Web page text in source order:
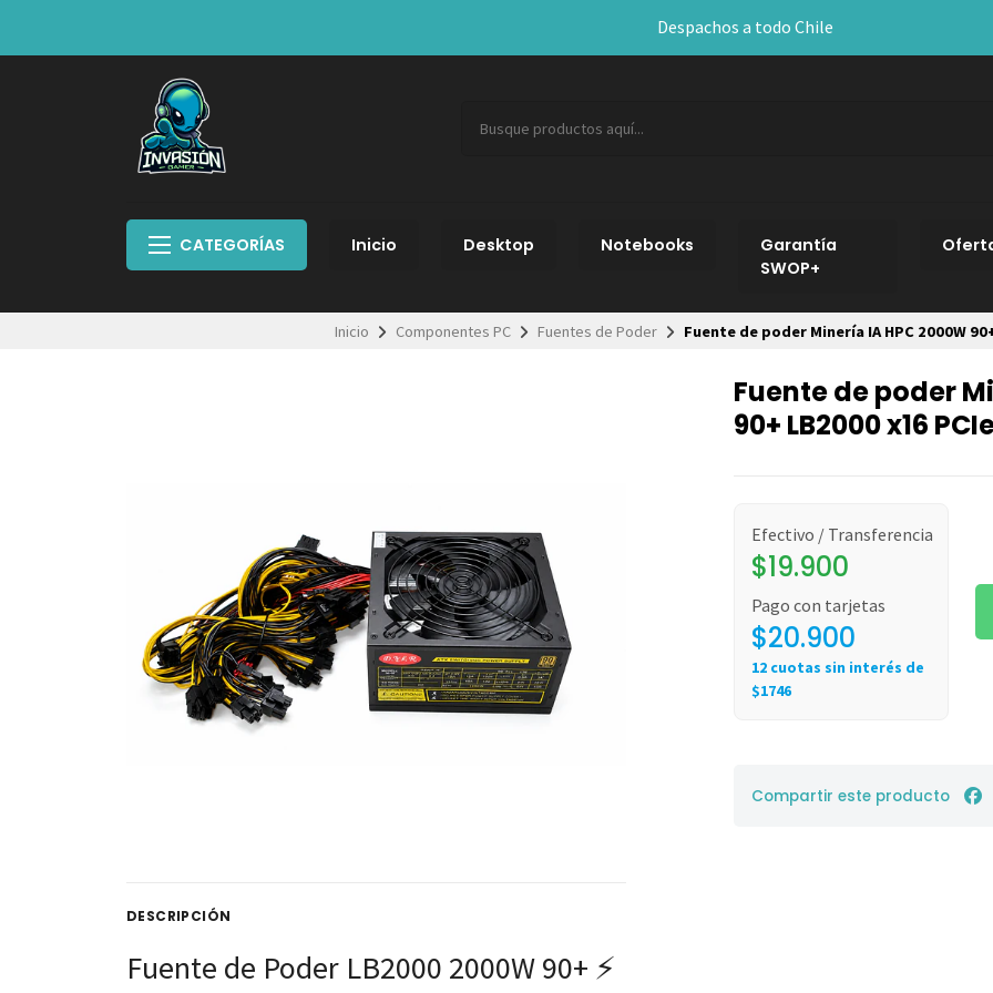
Despachos a todo Chile
CATEGORÍAS Inicio Desktop Notebooks
Garantía
SWOP+
Inicio Componentes PC Fuentes de Poder Fuente de poder Minería IA HPC 2000W
DESCRIPCIÓN
Fuente de Poder LB2000 2000W 90+ ⚡
Fuente de poder
90+ LB2000 x16
Efectivo / Transferencia
$19.900
Pago con tarjetas
$20.900
12 cuotas sin interés de
$1746
Compartir este producto